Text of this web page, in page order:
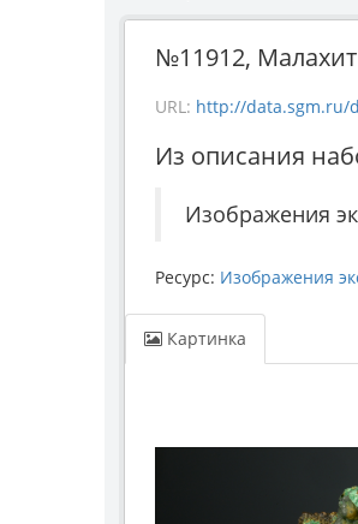
№11912, Малахит
URL: http://data.sgm.ru/
Из описания
Изображения
Ресурс: Изображения
Картинка